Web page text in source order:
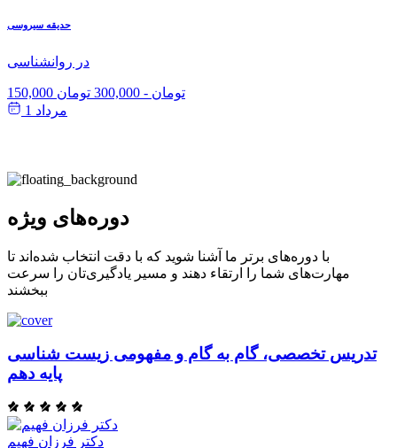
حدیقه سیروسی
در روانشناسی
150,000 تومان - 300,000 تومان
مرداد 1
دوره‌های ویژه
با دوره‌های برتر ما آشنا شوید که با دقت انتخاب شده‌اند تا
مهارت‌های شما را ارتقاء دهند و مسیر یادگیری‌تان را سرعت
ببخشند
تدریس تخصصی، گام به گام و مفهومی زیست شناسی
پایه دهم
دکتر فرزان فهیم